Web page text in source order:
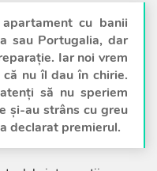
cu banii
sau Portugalia, dar
Iar noi vrem
nu îl dau în chirie.
să nu speriem
și-au strâns cu greu
declarat premierul.